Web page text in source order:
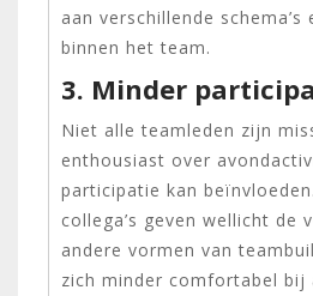
aan verschillende schema’s
binnen het team.
3. Minder
Niet alle teamleden zijn
enthousiast over
participatie kan
collega’s geven wellicht de
andere vormen van
zich minder comfortabel bij